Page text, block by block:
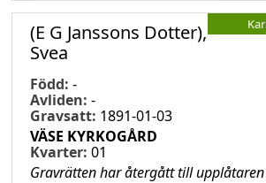
(E G Janssons Dotter),
Svea
Född: -
Avliden: -
Gravsatt: 1891-01-03
VÄSE KYRKOGÅRD
Kvarter: 01
Gravrätten har återgått till upplåtaren